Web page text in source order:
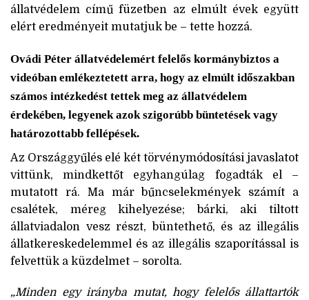
állatvédelem című füzetben az elmúlt évek együtt
elért eredményeit mutatjuk be – tette hozzá.
Ovádi Péter állatvédelemért felelős kormánybiztos a
videóban emlékeztetett arra, hogy az elmúlt időszakban
számos intézkedést tettek meg az állatvédelem
érdekében, legyenek azok szigorúbb büntetések vagy
határozottabb fellépések.
Az Országgyűlés elé két törvénymódosítási javaslatot
vittünk, mindkettőt egyhangúlag fogadták el –
mutatott rá. Ma már bűncselekmények számít a
csalétek, méreg kihelyezése; bárki, aki tiltott
állatviadalon vesz részt, büntethető, és az illegális
állatkereskedelemmel és az illegális szaporítással is
felvettük a küzdelmet – sorolta.
„Minden egy irányba mutat, hogy felelős állattartók